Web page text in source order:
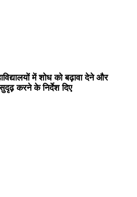
में शोध को बढ़ावा देने और
करने के निर्देश दिए